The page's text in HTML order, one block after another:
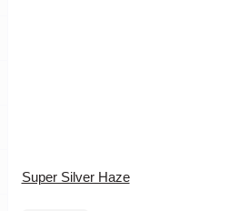
Super Silver Haze